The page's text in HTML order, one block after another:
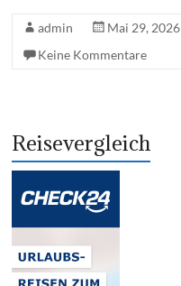
admin Mai 29, 2026
Keine Kommentare
Reisevergleich